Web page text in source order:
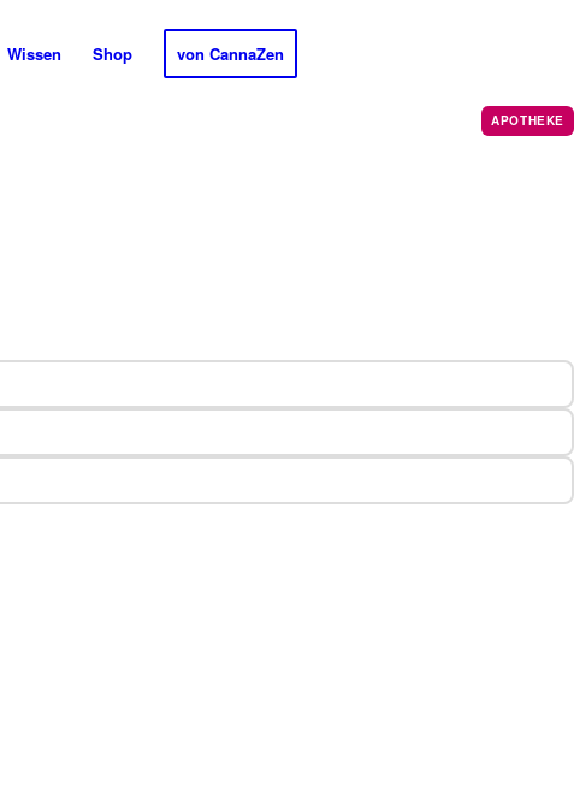
Wissen Shop von CannaZen
APOTHEKE